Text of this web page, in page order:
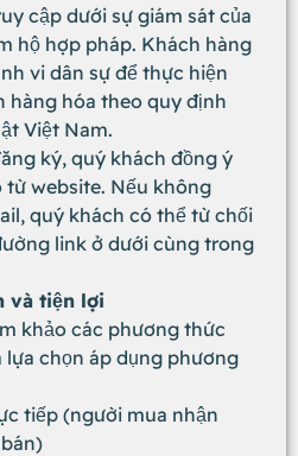
cập dưới sự giám sát của
hộ hợp pháp. Khách hàng
vi dân sự để thực hiện
hàng hóa theo quy định
Việt Nam.
ký, quý khách đồng ý
từ website. Nếu không
quý khách có thể từ chối
link ở dưới cùng trong
và tiện lợi
khảo các phương thức
chọn áp dụng phương
tiếp (người mua nhận